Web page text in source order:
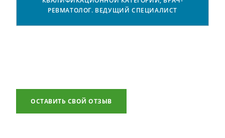
РЕВМАТОЛОГ. ВЕДУЩИЙ СПЕЦИАЛИСТ
ОСТАВИТЬ СВОЙ ОТЗЫВ